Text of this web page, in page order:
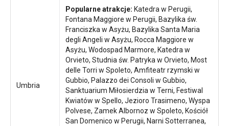
Umbria
Popularne atrakcje: Katedra w Perugii,
Fontana Maggiore w Perugii, Bazylika św.
Franciszka w Asyżu, Bazylika Santa Maria
degli Angeli w Asyżu, Rocca Maggiore w
Asyżu, Wodospad Marmore, Katedra w
Orvieto, Studnia św. Patryka w Orvieto, Most
delle Torri w Spoleto, Amfiteatr rzymski w
Gubbio, Palazzo dei Consoli w Gubbio,
Sanktuarium Miłosierdzia w Terni, Festiwal
Kwiatów w Spello, Jezioro Trasimeno, Wyspa
Polvese, Zamek Albornoz w Spoleto, Kościół
San Domenico w Perugii, Narni Sotterranea,